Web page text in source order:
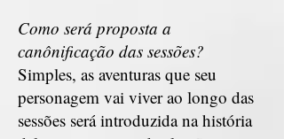
Como será proposta a
canônificação das sessões?
Simples, as aventuras que seu
personagem vai viver ao longo das
sessões será introduzida na história